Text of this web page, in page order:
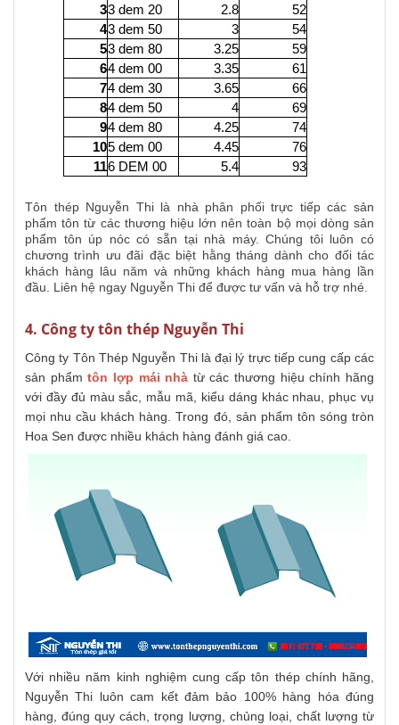
33 dem 20 2.8
52
43 dem 50 3
54
53 dem 80 3.25
59
64 dem 00 3.35
61
74 dem 30 3.65
66
84 dem 50 4
69
94 dem 80 4.25
74
105 dem 00 4.45
76
116 DEM 00 5.4 93
Tôn thép Nguyễn Thi là nhà phân phối trực tiếp các sản
phẩm tôn từ các thương hiệu lớn nên toàn bộ mọi dòng sản
phẩm tôn úp nóc có sẵn tại nhà máy. Chúng tôi luôn có
chương trình ưu đãi đặc biệt hằng tháng dành cho đối tác
khách hàng lâu năm và những khách hàng mua hàng lần
đầu. Liên hệ ngay Nguyễn Thi để được tư vấn và hỗ trợ nhé.
4. Công ty tôn thép Nguyễn Thi
Công ty Tôn Thép Nguyễn Thi là đại lý trực tiếp cung cấp các
sản phẩmtôn lợp mái nhà từ các thương hiệu chính hãng
với đầy đủ màu sắc, mẫu mã, kiểu dáng khác nhau, phục vụ
mọi nhu cầu khách hàng. Trong đó, sản phẩm tôn sóng tròn
Hoa Sen được nhiều khách hàng đánh giá cao.
Với nhiều năm kinh nghiệm cung cấp tôn thép chính hãng,
Nguyễn Thi luôn cam kết đảm bảo 100% hàng hóa đúng
hàng, đúng quy cách, trọng lượng, chủng loại, chất lượng từ